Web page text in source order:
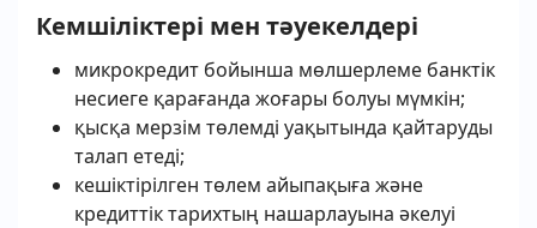
Кемшіліктері мен тәуекелдері
микрокредит бойынша мөлшерлеме банктік
несиеге қарағанда жоғары болуы мүмкін;
қысқа мерзім төлемді уақытында қайтаруды
талап етеді;
кешіктірілген төлем айыпақыға және
кредиттік тарихтың нашарлауына әкелуі